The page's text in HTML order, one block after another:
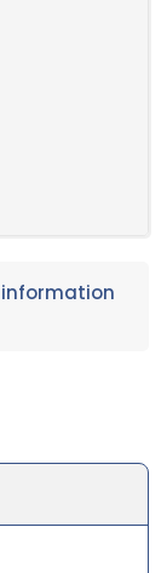
information